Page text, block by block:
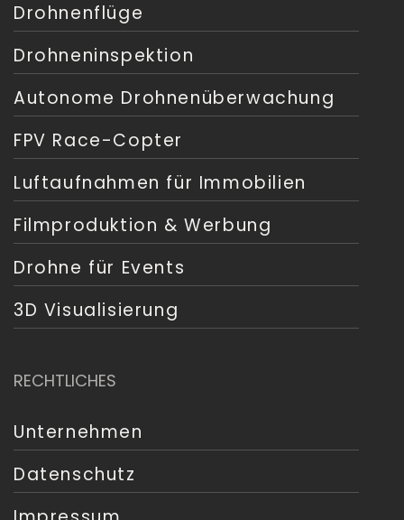
Drohnenflüge
Drohneninspektion
Autonome Drohnenüberwachung
FPV Race-Copter
Luftaufnahmen für Immobilien
Filmproduktion & Werbung
Drohne für Events
3D Visualisierung
RECHTLICHES
Unternehmen
Datenschutz